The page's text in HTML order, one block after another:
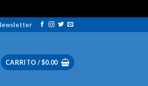
CARRITO /$0.00